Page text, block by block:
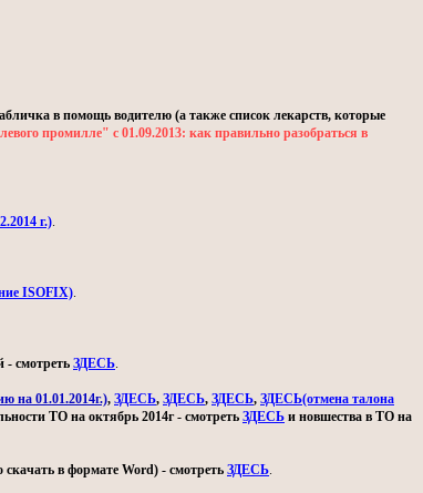
в помощь водителю (а также список лекарств, которые
промилле" с 01.09.2013: как правильно разобраться в
г.).
ISOFIX).
- смотреть ЗДЕСЬ.
на 01.01.2014г.), ЗДЕСЬ, ЗДЕСЬ, ЗДЕСЬ, ЗДЕСЬ(отмена талона
ТО на октябрь 2014г - смотреть ЗДЕСЬ и новшества в ТО на
в формате Word) - смотреть ЗДЕСЬ.